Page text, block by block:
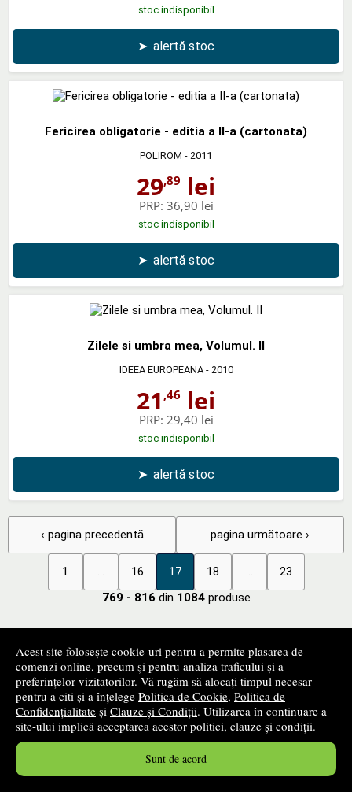
Acest site folosește cookie-uri pentru a permite plasarea de
comenzi online, precum și pentru analiza traficului și a
preferințelor vizitatorilor. Vă rugăm să alocați timpul necesar
pentru a citi și a înțelege Politica de Cookie, Politica de
Confidențialitate și Clauze și Condiții. Utilizarea în continuare a
site-ului implică acceptarea acestor politici, clauze și condiții.
Sunt de acord
Filtrează produsele
Categorii de carte
stoc indisponibil
➤ alertă stoc
Fericirea obligatorie - editia a II-a (cartonata)
POLIROM - 2011
29,89 lei
PRP: 36,90 lei
stoc indisponibil
➤ alertă stoc
Zilele si umbra mea, Volumul. II
IDEEA EUROPEANA- 2010
21 ,46 lei
PRP: 29,40 lei
stoc indisponibil
➤ alertă stoc
‹ pagina precedentă
1 16 17 18 23
pagina următoare ›
769 - 816 din 1084produse